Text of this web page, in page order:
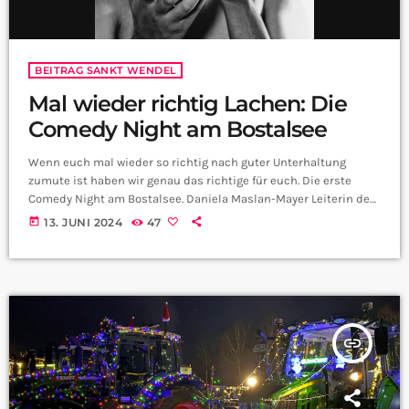
BEITRAG SANKT WENDEL
Mal wieder richtig Lachen: Die
Comedy Night am Bostalsee
Wenn euch mal wieder so richtig nach guter Unterhaltung
zumute ist haben wir genau das richtige für euch. Die erste
Comedy Night am Bostalsee. Daniela Maslan-Mayer Leiterin des
Freizeitzentrums Bostalsee kann uns mehr dazu sagen:
today 13. JUNI 2024 47
insert_link